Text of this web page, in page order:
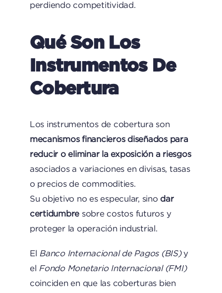
perdiendo competitividad.
Qué Son Los
Instrumentos De
Cobertura
Los instrumentos de cobertura son
mecanismos financieros diseñados para
reducir o eliminar la exposición a riesgos
asociados a variaciones en divisas, tasas
o precios de commodities.
Su objetivo no es especular, sino dar
certidumbre sobre costos futuros y
proteger la operación industrial.
El Banco Internacional de Pagos (BIS)y
el Fondo Monetario Internacional (FMI)
coinciden en que las coberturas bien